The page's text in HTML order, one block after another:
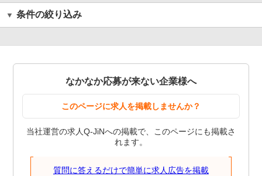
条件の絞り込み
なかなか応募が来ない企業様へ
このページに求人を掲載しませんか？
当社運営の求人Q-JiNへの掲載で、このページにも掲載さ
れます。
質問に答えるだけで簡単に求人広告を掲載